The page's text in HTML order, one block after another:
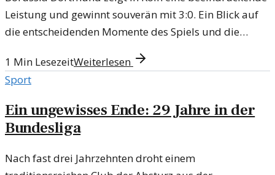
Leistung und gewinnt souverän mit 3:0. Ein Blick auf
die entscheidenden Momente des Spiels und die
1 Min LesezeitWeiterlesen
Sport
Ein ungewisses Ende: 29 Jahre in der
Bundesliga
Nach fast drei Jahrzehnten droht einem